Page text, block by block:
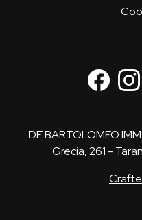
DE BARTOLOMEO
Grecia, 261 -